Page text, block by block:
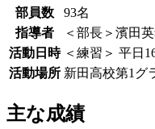
部員数
93名
指導者
＜部長＞濱田
活動日時 ＜練習＞ 平日
活動場所 新田高校第1グ
主な成績